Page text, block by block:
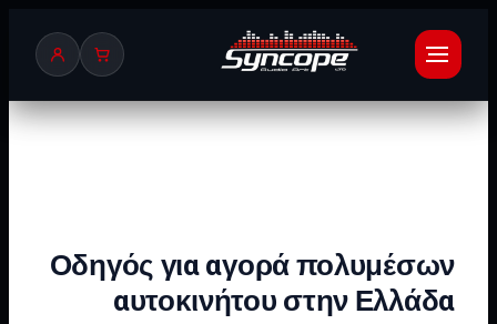
לדלג
Οδηγός για αγορά πολυμέσων
αυτοκινήτου στην Ελλάδα